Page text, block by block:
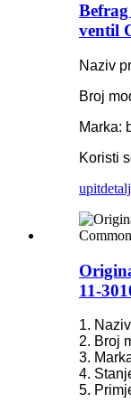
ventil
Naziv
Broj
Marka:
Koristi
upitdetalj
11-
1.
2. Broj
3.
4.
5.